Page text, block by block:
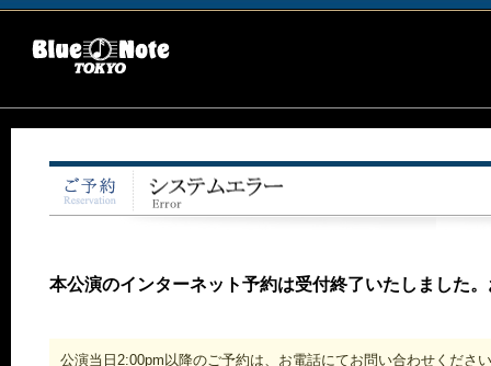
本公演のインターネット予約は受付終了いたしました
公演当日2:00pm以降のご予約は、お電話にてお問い合わせくださ